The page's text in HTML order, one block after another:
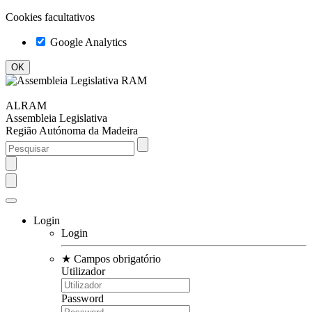
Cookies facultativos
Google Analytics
ALRAM
Assembleia Legislativa
Região Autónoma da Madeira
Login
Login
★ Campos obrigatório
Utilizador
Password